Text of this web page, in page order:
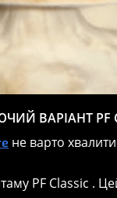
ВАРІАНТ PF
не варто
PF Classic .